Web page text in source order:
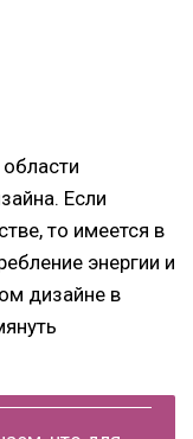
Если
то имеется в
энергии и
дизайне в